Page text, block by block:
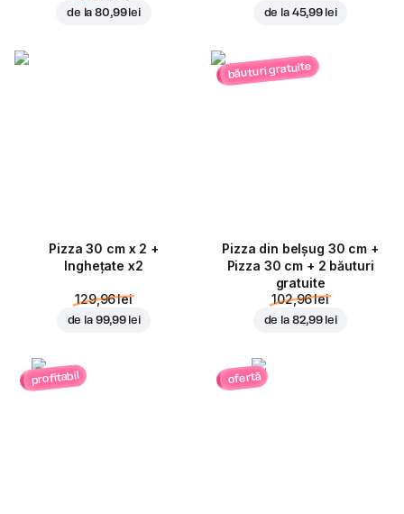
de la80,99 lei de la 45,99 lei
Pizza 30 cm x 2 +
Inghețate x2
129,96 lei
de la 99,99 lei
băuturi gratuite
Pizza din belșug 30 cm +
Pizza 30 cm + 2 băuturi
gratuite
102,96 lei
de la 82,99 lei
profitabil ofertă